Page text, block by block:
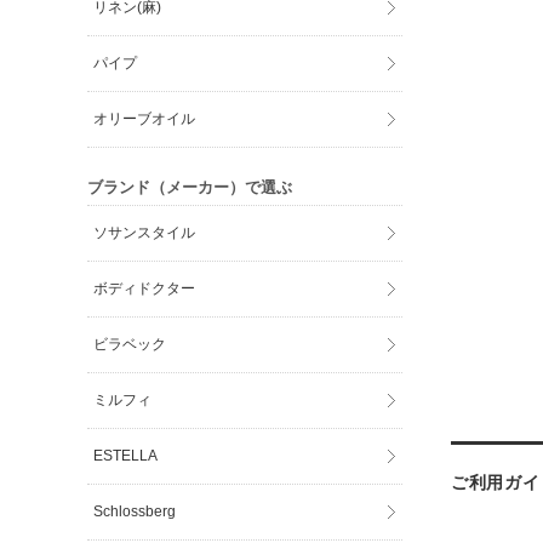
ご利用ガ
リネン(麻)
パイプ
オリーブオイル
ブランド（メーカー）で選ぶ
ソサンスタイル
ボディドクター
ビラベック
ミルフィ
ESTELLA
Schlossberg